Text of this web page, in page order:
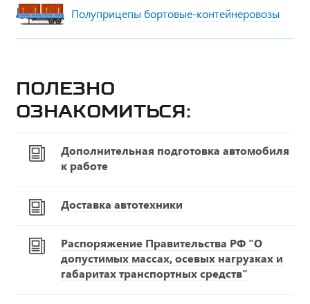
Полуприцепы бортовые-контейнеровозы
Полезно
ознакомиться:
Дополнительная подготовка автомобиля
к работе
Доставка автотехники
Распоряжение Правительства РФ "О
допустимых массах, осевых нагрузках и
габаритах транспортных средств"